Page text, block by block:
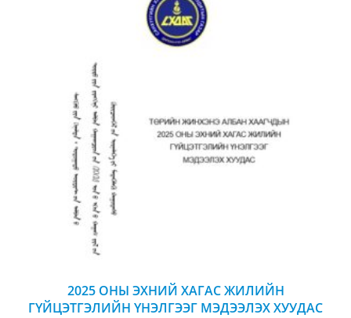
2025 ОНЫ ЭХНИЙ ХАГАС ЖИЛИЙН
ГҮЙЦЭТГЭЛИЙН ҮНЭЛГЭЭГ МЭДЭЭЛЭХ ХУУДАС